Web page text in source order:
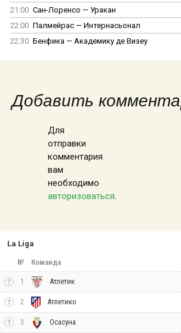
21:00 Сан-Лоренсо — Уракан
22:00 Палмейрас — Интернасьонал
22:30 Бенфика — Академику де Визеу
Добавить
Для
отправки
комментария
вам
необходимо
авторизоваться.
La Liga
№ Команда
1 Атлетик
2 Атлетико
3 Осасуна